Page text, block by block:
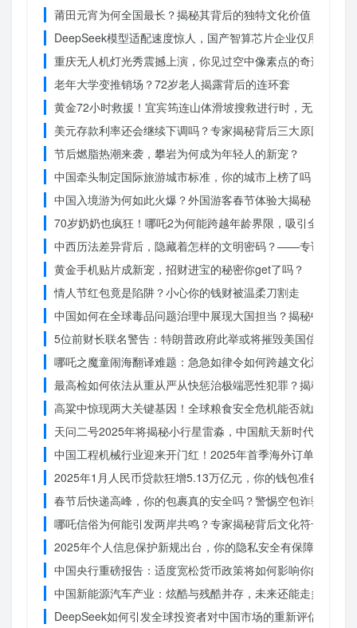
莆田元宵为何全国最长？揭秘其背后的独特文化价值
DeepSeek模型适配速度惊人，国产智算芯片企业仅用一周
重庆无人机灯光秀震撼上演，你见过空中像素点的奇迹吗？
老年大学变推销场？72岁老人揭露背后的连环套
黄金72小时救援！宜宾筠连山体滑坡搜救进行时，无人机遥
美元存款利率还会继续下调吗？专家揭秘背后三大原因
节后燃脂热潮来袭，攀岩为何成为年轻人的新宠？
中国牵头制定国际旅游城市标准，你的城市上榜了吗？
中国入境游为何如此火爆？外国游客春节体验大揭秘
70岁奶奶也疯狂！哪吒2为何能跨越年龄界限，吸引全民观影
中西历法差异背后，隐藏着怎样的文明密码？——专访南京
黄金手机贴片成新宠，招财进宝的秘密你get了吗？
情人节红包竟是陷阱？小心你的钱财被温柔刀割走
中国如何在全球毒品问题治理中展现大国担当？揭秘中国方
5位前财长联名警告：特朗普政府此举或将摧毁美国信誉？
哪吒之魔童闹海翻译难题：急急如律令如何跨越文化鸿沟？
最高检如何依法从重从严从快惩治极端恶性犯罪？揭秘重大
高粱中惊现两大关键基因！全球粮食安全危机能否就此终结？
天问二号2025年将揭秘小行星雷淼，中国航天新时代即将开
中国工程机械行业迎来开门红！2025年首季海外订单激增，
2025年1月人民币贷款狂增5.13万亿元，你的钱包准备好了吗
春节后快递高峰，你的包裹真的安全吗？警惕空包诈骗
哪吒信俗为何能引发两岸共鸣？专家揭秘背后文化符号的力量
2025年个人信息保护新规出台，你的隐私安全有保障了吗？
中国央行重磅报告：适度宽松货币政策将如何影响你的消费？
中国新能源汽车产业：炫酷与残酷并存，未来还能走多远？
DeepSeek如何引发全球投资者对中国市场的重新评估？